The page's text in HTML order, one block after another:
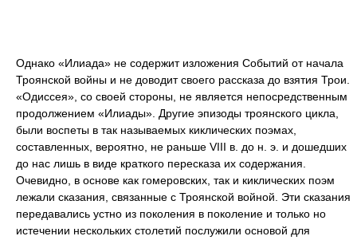
Однако «Илиада» не содержит изложения Событий от начала
Троянской войны и не доводит своего рассказа до взятия Трои.
«Одиссея», со своей стороны, не является непосредственным
продолжением «Илиады». Другие эпизоды троянского цикла,
были воспеты в так называемых киклических поэмах,
составленных, вероятно, не раньше VIII в. до н. э. и дошедших
до нас лишь в виде краткого пересказа их содержания.
Очевидно, в основе как гомеровских, так и киклических поэм
лежали сказания, связанные с Троянской войной. Эти сказания
передавались устно из поколения в поколение и только но
истечении нескольких столетий послужили основой для